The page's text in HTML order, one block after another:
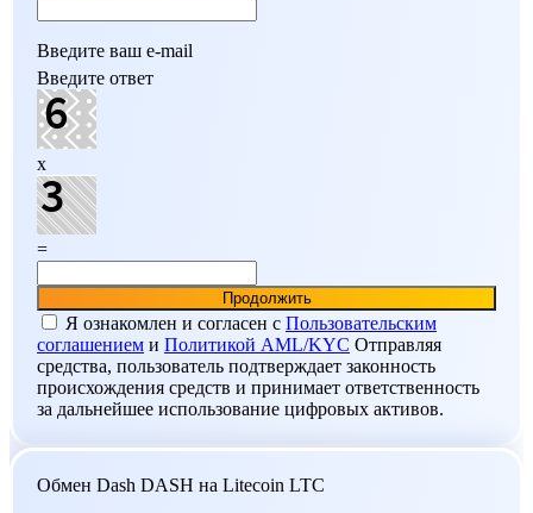
Введите ваш e-mail
Введите ответ
x
=
Я ознакомлен и согласен c Пользовательским
соглашением и Политикой AML/KYC Отправляя
средства, пользователь подтверждает законность
происхождения средств и принимает ответственность
за дальнейшее использование цифровых активов.
Обмен Dash DASH на Litecoin LTC